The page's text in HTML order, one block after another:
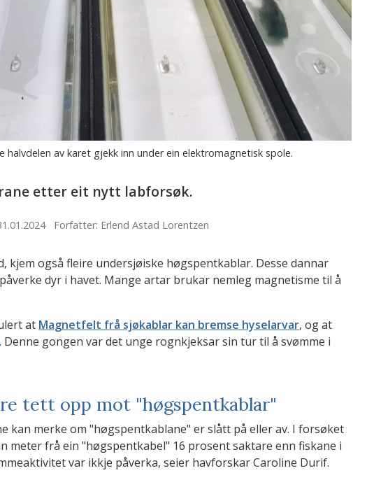
halvdelen av karet gjekk inn under ein elektromagnetisk spole.
etter eit nytt labforsøk.
Forfatter: Erlend Astad Lorentzen
kjem også fleire undersjøiske høgspentkablar. Desse dannar
dyr i havet. Mange artar brukar nemleg magnetisme til å
at Magnetfelt frå sjøkablar kan bremse hyselarvar, og at
. Denne gongen var det unge rognkjeksar sin tur til å svømme i
tett opp mot "høgspentkablar"
kan merke om "høgspentkablane" er slått på eller av. I forsøket
meter frå ein "høgspentkabel" 16 prosent saktare enn fiskane i
var ikkje påverka, seier havforskar Caroline Durif.